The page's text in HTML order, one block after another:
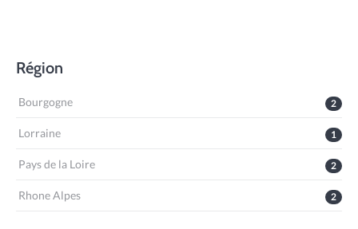
Région
2
Bourgogne
1
Lorraine
2
Pays de la Loire
2
Rhone Alpes